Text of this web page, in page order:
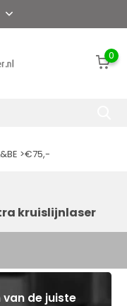
0
>€75,-
kruislijnlaser
van de juiste